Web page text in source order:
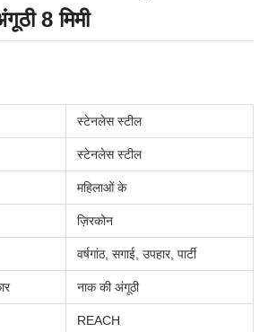
8 मिमी
स्टेनलेस स्टील
स्टेनलेस स्टील
महिलाओं के
ज़िरकोन
वर्षगांठ, सगाई, उपहार, पार्टी
नाक की अंगूठी
REACH